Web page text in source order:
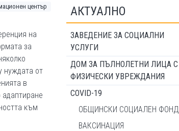
център
на
за
нуждата от
в
адаптиране
към
АКТУАЛНО
ЗАВЕДЕНИЕ ЗА СОЦИАЛНИ
УСЛУГИ
ДОМ ЗА ПЪЛНОЛЕТНИ ЛИЦА С
ФИЗИЧЕСКИ УВРЕЖДАНИЯ
COVID-19
ОБЩИНСКИ СОЦИАЛЕН ФОНД
ВАКСИНАЦИЯ